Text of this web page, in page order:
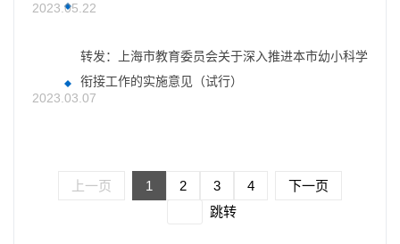
2023.05.22
转发：上海市教育委员会关于深入推进本市幼小科学
衔接工作的实施意见（试行）
2023.03.07
上一页 1 2 3 4
下一页
跳转